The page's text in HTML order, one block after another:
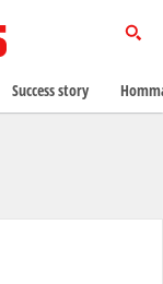
Success story